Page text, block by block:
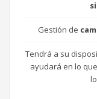
Gestión de
Tendrá a su
ayudará en lo